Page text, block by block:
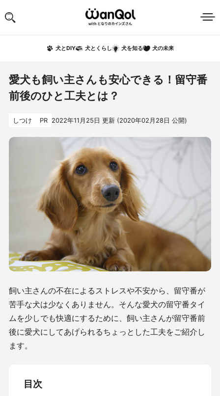
犬とDIY 犬とくらし 犬を知る 犬の未来
愛犬も飼い主さんも安心できる！留守番
前後のひと工夫とは？
しつけ PR 2022年11月25日 更新 (2020年02月28日 公開)
飼い主さんの不在によるストレスや不安から、留守番が
苦手な犬は少なくありません。そんな愛犬の留守番タイ
ムを少しでも快適にするために、飼い主さんが留守番前
後に愛犬にしてあげられるちょっとした工夫をご紹介し
ます。
目次